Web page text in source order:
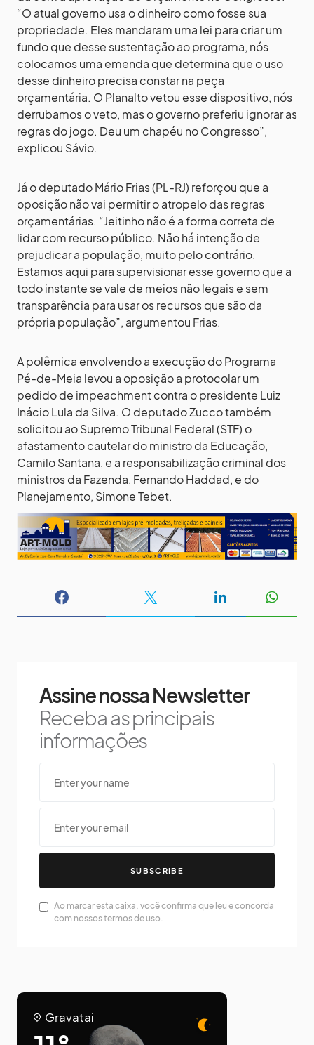
“O atual governo usa o dinheiro como fosse sua
propriedade. Eles mandaram uma lei para criar um
fundo que desse sustentação ao programa, nós
colocamos uma emenda que determina que o uso
desse dinheiro precisa constar na peça
orçamentária. O Planalto vetou esse dispositivo, nós
derrubamos o veto, mas o governo preferiu ignorar as
regras do jogo. Deu um chapéu no Congresso”,
explicou Sávio.
Já o deputado Mário Frias (PL-RJ) reforçou que a
oposição não vai permitir o atropelo das regras
orçamentárias. “Jeitinho não é a forma correta de
lidar com recurso público. Não há intenção de
prejudicar a população, muito pelo contrário.
Estamos aqui para supervisionar esse governo que a
todo instante se vale de meios não legais e sem
transparência para usar os recursos que são da
própria população”, argumentou Frias.
A polêmica envolvendo a execução do Programa
Pé-de-Meia levou a oposição a protocolar um
pedido de impeachment contra o presidente Luiz
Inácio Lula da Silva. O deputado Zucco também
solicitou ao Supremo Tribunal Federal (STF) o
afastamento cautelar do ministro da Educação,
Camilo Santana, e a responsabilização criminal dos
ministros da Fazenda, Fernando Haddad, e do
Planejamento, Simone Tebet.
Assine nossa Newsletter
Receba as principais
informações
SUBSCRIBE
Ao marcar esta caixa, você confirma que leu e concorda
com nossos termos de uso.
Gravataí